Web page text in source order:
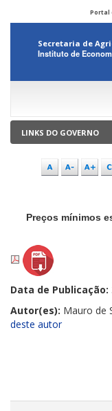
Portal
Secretaria de
Instituto de
Preços mínimos
Data de Publicação:
Autor(es): Mauro de
deste autor